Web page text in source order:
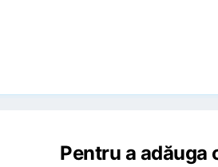
Pentru a adăuga